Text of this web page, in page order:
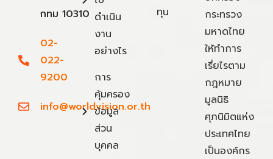
กทม 10310
02-
022-
9200
info@worldvision.or.th
ดำเนิน
งาน
อย่างไร
การ
คุ้มครอง
ข้อมูล
ส่วน
บุคคล
ทุน
กระทรวง
มหาดไทย
ให้ทำการ
เรี่ยไรตาม
กฎหมาย
มูลนิธิ
ศุภนิมิตแห่ง
ประเทศไทย
เป็นองค์กร